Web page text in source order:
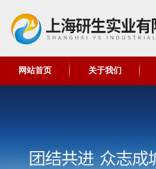
网站首页 关于我们